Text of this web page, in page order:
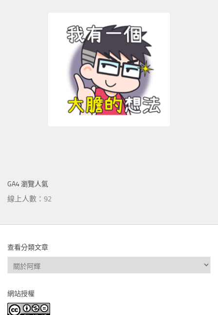
GA4 瀏覽人氣
線上人數：92
查看分類文章
查
看
類
文
網站授權